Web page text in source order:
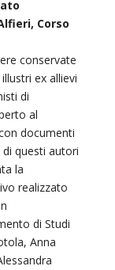
Corso
conservate
ex allievi
di
al
documenti
di questi autori
la
realizzato
di Studi
Anna